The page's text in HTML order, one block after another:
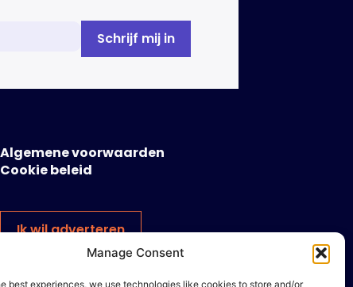
Manage Consent
best experiences, we use technologies like cookies to store and/or
Algemene voorwaarden
Cookie beleid
Ik wil adverteren